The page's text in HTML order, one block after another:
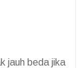
jauh beda jika